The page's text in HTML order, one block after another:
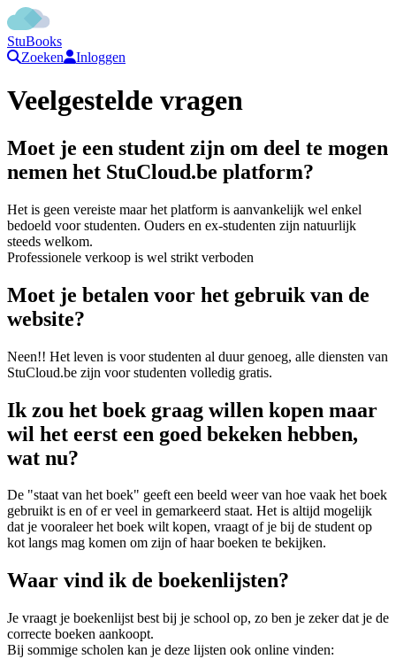
StuBooks
Zoeken
Inloggen
Veelgestelde vragen
Moet je een student zijn om deel te mogen
nemen het StuCloud.be platform?
Het is geen vereiste maar het platform is aanvankelijk wel enkel
bedoeld voor studenten. Ouders en ex-studenten zijn natuurlijk
steeds welkom.
Professionele verkoop is wel strikt verboden
Moet je betalen voor het gebruik van de
website?
Neen!! Het leven is voor studenten al duur genoeg, alle diensten van
StuCloud.be zijn voor studenten volledig gratis.
Ik zou het boek graag willen kopen maar
wil het eerst een goed bekeken hebben,
wat nu?
De "staat van het boek" geeft een beeld weer van hoe vaak het boek
gebruikt is en of er veel in gemarkeerd staat. Het is altijd mogelijk
dat je vooraleer het boek wilt kopen, vraagt of je bij de student op
kot langs mag komen om zijn of haar boeken te bekijken.
Waar vind ik de boekenlijsten?
Je vraagt je boekenlijst best bij je school op, zo ben je zeker dat je de
correcte boeken aankoopt.
Bij sommige scholen kan je deze lijsten ook online vinden: